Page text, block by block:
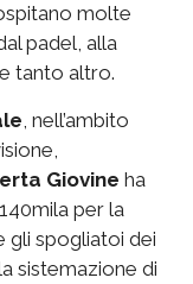
molte
padel, alla
tanto altro.
, nell’ambito
Giovine ha
per la
gli spogliatoi dei
sistemazione di